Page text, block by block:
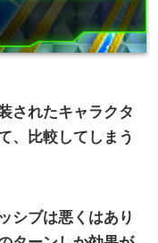
されたキャラクタ
、比較してしまう
シブは悪くはあり